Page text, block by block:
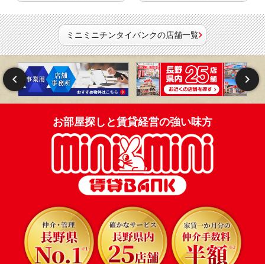
ミニミニチンタイバンクの店舗一覧
お部屋探しと賃貸経営の強い味方